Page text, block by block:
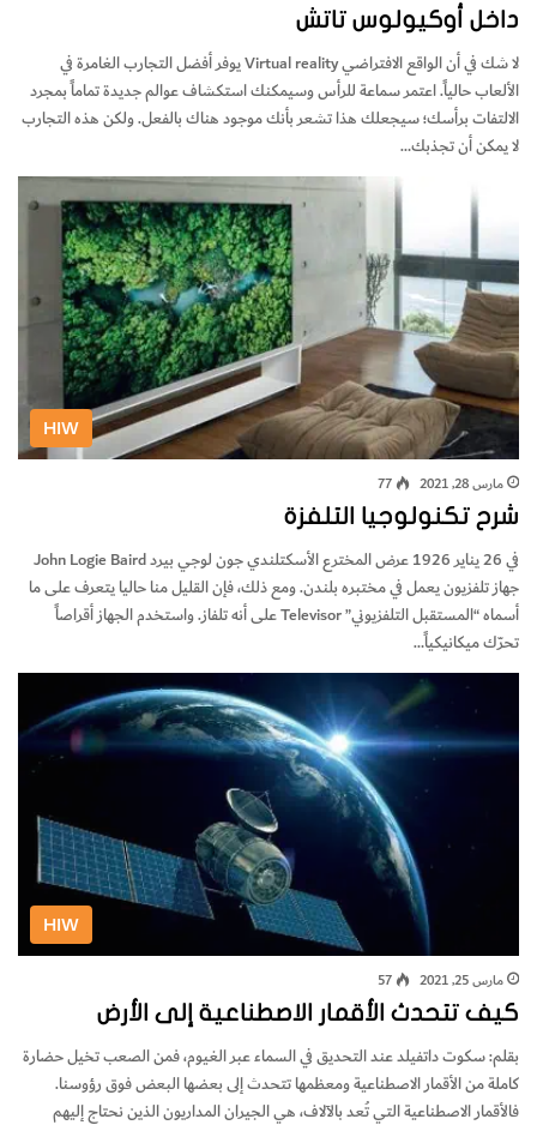
داخل أوكيولوس تاتش
لا شك في أن الواقع الافتراضي Virtual reality يوفر أفضل التجارب الغامرة في
الألعاب حالياً. اعتمر سماعة للرأس وسيمكنك استكشاف عوالم جديدة تماماً بمجرد
الالتفات برأسك؛ سيجعلك هذا تشعر بأنك موجود هناك بالفعل. ولكن هذه التجارب
لا يمكن أن تجذبك…
HIW
مارس 28, 2021 77
شرح تكنولوجيا التلفزة
في 26 يناير 1926 عرض المخترع الأسكتلندي جون لوجي بيرد John Logie Baird
جهاز تلفزيون يعمل في مختبره بلندن. ومع ذلك، فإن القليل منا حاليا يتعرف على ما
أسماه “المستقبل التلفزيوني” Televisor على أنه تلفاز. واستخدم الجهاز أقراصاً
تحرّك ميكانيكياً…
HIW
مارس 25, 2021 57
كيف تتحدث الأقمار الاصطناعية إلى الأرض
بقلم: سكوت داتفيلد عند التحديق في السماء عبر الغيوم، فمن الصعب تخيل حضارة
كاملة من الأقمار الاصطناعية ومعظمها تتحدث إلى بعضها البعض فوق رؤوسنا.
فالأقمار الاصطناعية التي تُعد بالآلاف، هي الجيران المداريون الذين نحتاج إليهم